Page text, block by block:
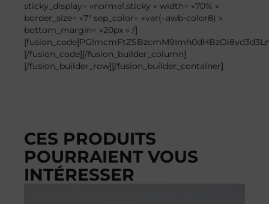
sticky_display= »normal,sticky » width= »70% »
border_size= »7″ sep_color= »var(–awb-color8) »
bottom_margin= »20px » /]
[/fusion_code][/fusion_builder_column]
[/fusion_builder_row][/fusion_builder_container]
CES PRODUITS
POURRAIENT VOUS
INTÉRESSER